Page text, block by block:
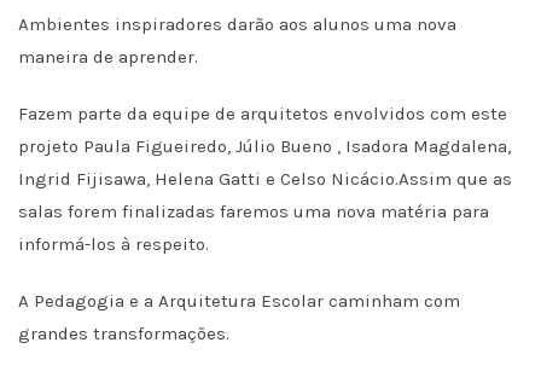
Ambientes inspiradores darão aos alunos uma nova
maneira de aprender.
Fazem parte da equipe de arquitetos envolvidos com este
projeto Paula Figueiredo, Júlio Bueno , Isadora Magdalena,
Ingrid Fijisawa, Helena Gatti e Celso Nicácio.Assim que as
salas forem finalizadas faremos uma nova matéria para
informá-los à respeito.
A Pedagogia e a Arquitetura Escolar caminham com
grandes transformações.